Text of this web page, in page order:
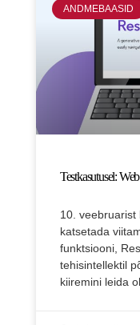
ANDMEBAASID
Testkasutusel:
10. veebruarist
katsetada
funktsiooni,
tehisintellektil
kiiremini leida